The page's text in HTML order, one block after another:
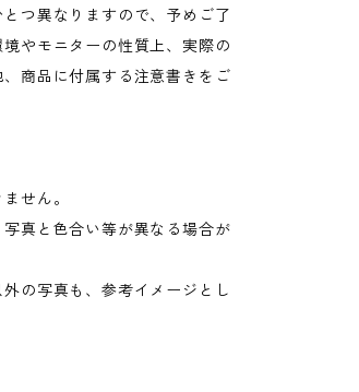
つ異なりますので、予めご了
やモニターの性質上、実際の
商品に付属する注意書きをご
せん。
真と色合い等が異なる場合が
の写真も、参考イメージとし